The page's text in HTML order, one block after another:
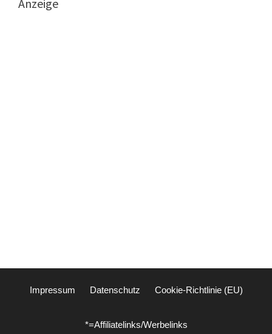
Anzeige
Impressum Datenschutz Cookie-Richtlinie (EU)
*=Affiliatelinks/Werbelinks